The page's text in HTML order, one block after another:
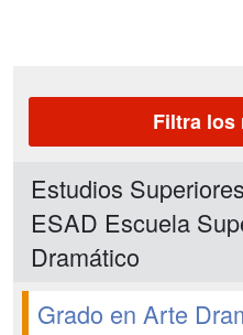
Filtra los
Estudios
ESAD Escuela
Dramático
Grado en Arte